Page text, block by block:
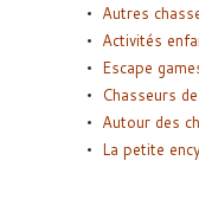
Autres
Activités
Escape
Chasseurs
Autour des
La petite